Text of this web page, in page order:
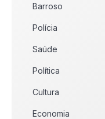
Barroso
Polícia
Saúde
Política
Cultura
Economia